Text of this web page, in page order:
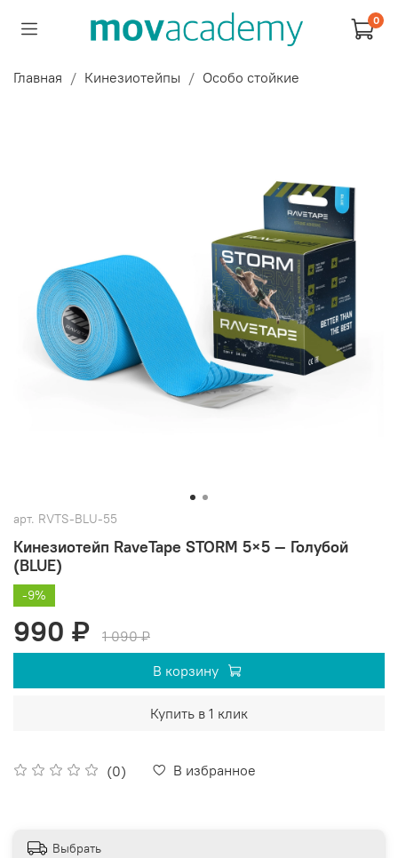
0
Главная Кинезиотейпы Особо стойкие
арт. RVTS-BLU-55
Кинезиотейп RaveTape STORM 5×5 — Голубой
(BLUE)
(0) В избранное
-9%
990 ₽
1 090 ₽
В корзину
Купить в 1 клик
Выбрать